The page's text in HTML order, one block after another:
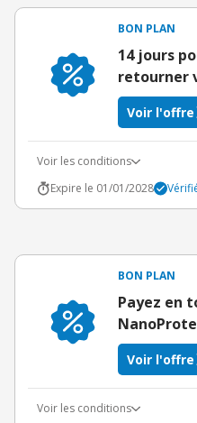
BON PLAN
14 jours
retourner
Voir l'offre
Voir les conditions
Expire le 01/01/2028
BON PLAN
Payez en
Voir l'offre
Voir les conditions